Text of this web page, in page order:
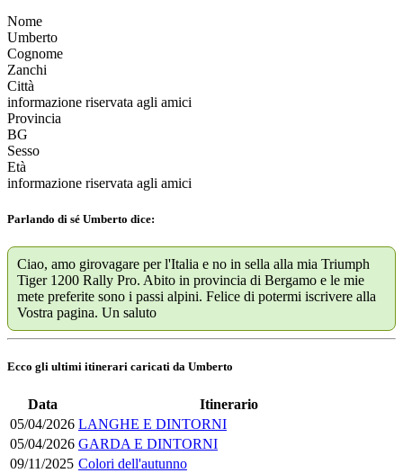
Nome
Umberto
Cognome
Zanchi
Città
informazione riservata agli amici
Provincia
BG
Sesso
Età
informazione riservata agli amici
Parlando di sé Umberto dice:
Ciao, amo girovagare per l'Italia e no in sella alla mia Triumph
Tiger 1200 Rally Pro. Abito in provincia di Bergamo e le mie
mete preferite sono i passi alpini. Felice di potermi iscrivere alla
Vostra pagina. Un saluto
Ecco gli ultimi itinerari caricati da Umberto
Data
Itinerario
05/04/2026 LANGHE E DINTORNI
05/04/2026 GARDA E DINTORNI
09/11/2025 Colori dell'autunno